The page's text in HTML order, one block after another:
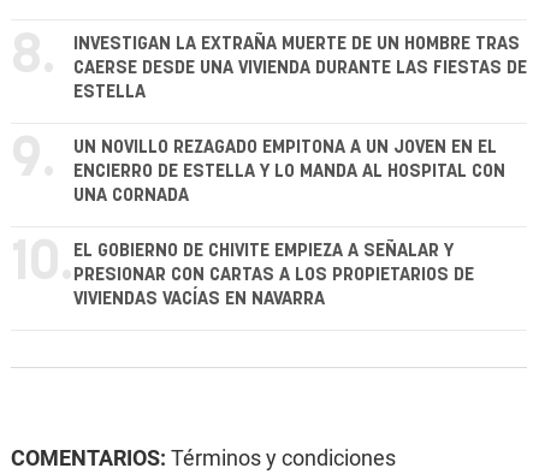
8.
INVESTIGAN LA EXTRAÑA MUERTE DE UN HOMBRE TRAS
CAERSE DESDE UNA VIVIENDA DURANTE LAS FIESTAS DE
ESTELLA
9.
UN NOVILLO REZAGADO EMPITONA A UN JOVEN EN EL
ENCIERRO DE ESTELLA Y LO MANDA AL HOSPITAL CON
UNA CORNADA
10. EL GOBIERNO DE CHIVITE EMPIEZA A SEÑALAR Y
PRESIONAR CON CARTAS A LOS PROPIETARIOS DE
VIVIENDAS VACÍAS EN NAVARRA
COMENTARIOS: Términos y condiciones